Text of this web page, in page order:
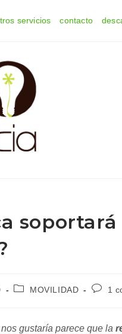
servicios contacto
Categoría
entrada:
MOVILIDAD 1
gustaría parece que la